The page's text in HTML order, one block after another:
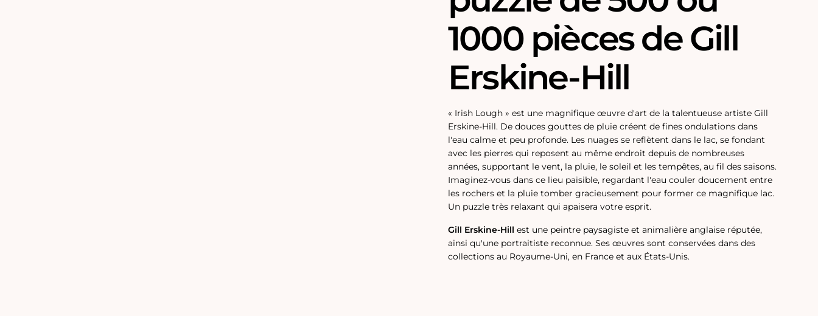
1000 pièces de Gill
Erskine-Hill
« Irish Lough » est une magnifique œuvre d'art de la talentueuse artiste Gill
Erskine-Hill. De douces gouttes de pluie créent de fines ondulations dans
l'eau calme et peu profonde. Les nuages ​​se reflètent dans le lac, se fondant
avec les pierres qui reposent au même endroit depuis de nombreuses
années, supportant le vent, la pluie, le soleil et les tempêtes, au fil des saisons.
Imaginez-vous dans ce lieu paisible, regardant l'eau couler doucement entre
les rochers et la pluie tomber gracieusement pour former ce magnifique lac.
Un puzzle très relaxant qui apaisera votre esprit.
Gill Erskine-Hill est une peintre paysagiste et animalière anglaise réputée,
ainsi qu'une portraitiste reconnue. Ses œuvres sont conservées dans des
collections au Royaume-Uni, en France et aux États-Unis.